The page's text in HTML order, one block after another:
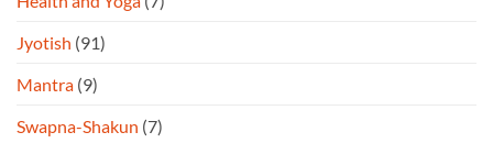
Jyotish (91)
Mantra (9)
Swapna-Shakun (7)